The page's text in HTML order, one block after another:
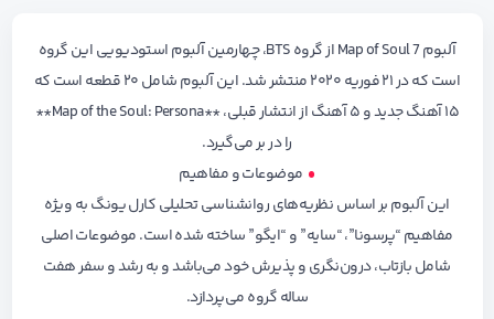
آلبوم Map of Soul 7 از گروه BTS، چهارمین آلبوم استودیویی این گروه
است که در ۲۱ فوریه ۲۰۲۰ منتشر شد. این آلبوم شامل ۲۰ قطعه است که
۱۵ آهنگ جدید و ۵ آهنگ از انتشار قبلی، **Map of the Soul: Persona**
را در بر می‌گیرد.
موضوعات و مفاهیم
این آلبوم بر اساس نظریه‌های روانشناسی تحلیلی کارل یونگ به ویژه
مفاهیم “پرسونا”، “سایه” و “ایگو” ساخته شده است. موضوعات اصلی
شامل بازتاب، درون‌نگری و پذیرش خود می‌باشد و به رشد و سفر هفت
ساله گروه می‌پردازد.